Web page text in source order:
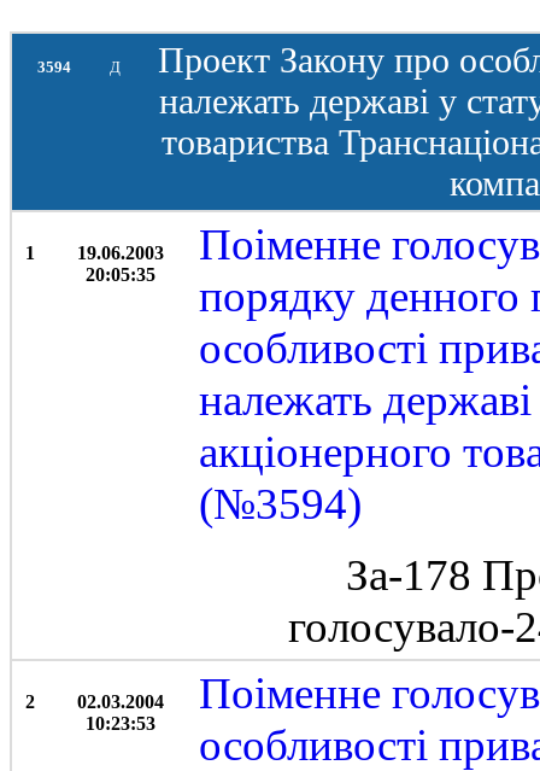
3594 Д
Проект Закону про
належать державі у
товариства
1
19.06.2003
20:05:35
Поіменне
порядку денного
особливості
належать
акціонерного
(№3594)
За-178
голосувало-
2
02.03.2004
10:23:53
Поіменне
особливості